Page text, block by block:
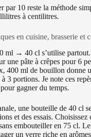
par 10 reste la méthode
à centilitres.
en cuisine, brasserie et
ml → 40 cl s’utilise
une pâte à crêpes pour 6
400 ml de bouillon donne
3 portions. Je note ces
gagner du temps.
une bouteille de 40 cl
et des essais.
embouteiller en 75 cl.
un verre riche en